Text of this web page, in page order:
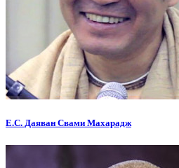
Е.С. Даяван Свами Махарадж